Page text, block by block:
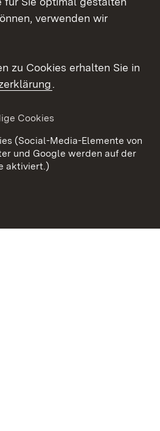
Kontakt
verwenden wir
zu Cookies erhalten Sie in
.
Cookies
(Social-Media-Elemente von
und Google werden auf der
aktiviert.)